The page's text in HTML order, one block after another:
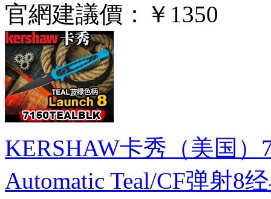
官網建議價：
￥1350
KERSHAW卡秀（美国）
Automatic Teal/CF弹射8